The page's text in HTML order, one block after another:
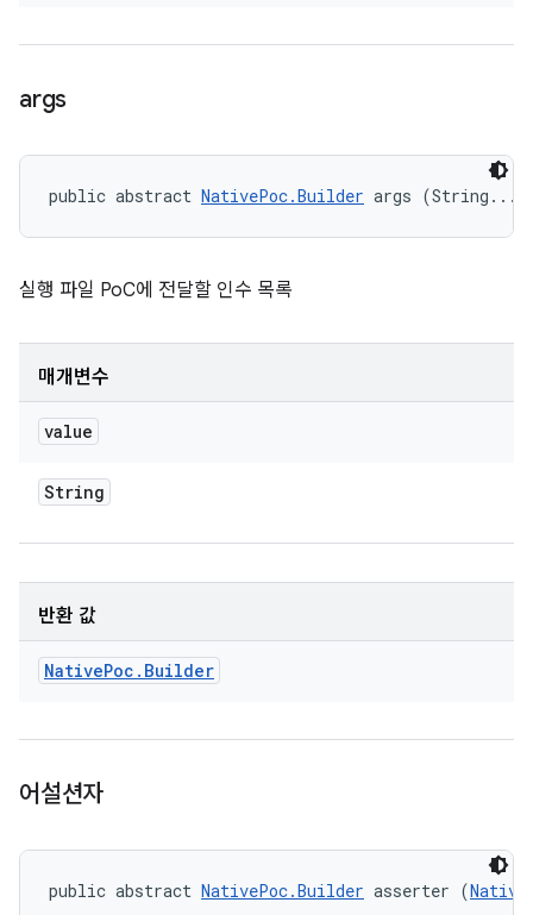
args
public abstract NativePoc.Builder args (String...
실행 파일 PoC에 전달할 인수 목록
매개변수
value
String
반환 값
NativePoc . Builder
어설션자
public abstract NativePoc.Builder asserter (